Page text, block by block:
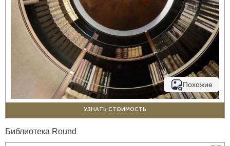
Похожие
УЗНАТЬ СТОИМОСТЬ
Библиотека Round